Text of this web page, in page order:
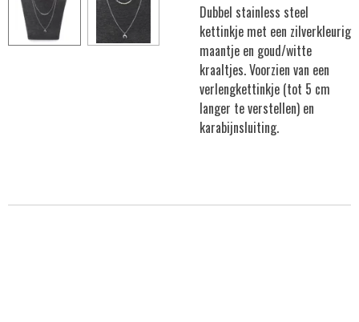
Dubbel stainless steel
kettinkje met een zilverkleurig
maantje en goud/witte
kraaltjes. Voorzien van een
verlengkettinkje (tot 5 cm
langer te verstellen) en
karabijnsluiting.